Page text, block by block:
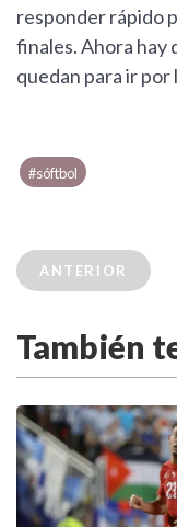
responder rápido
finales. Ahora hay
quedan para ir por
#sóftbol
ANTERIOR
También